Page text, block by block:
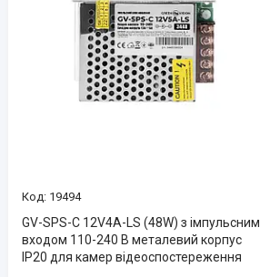
19494
GV-SPS-C 12V4A-LS (48W) з імпульсним
входом 110-240 В металевий корпус
IP20 для камер відеоспостереження